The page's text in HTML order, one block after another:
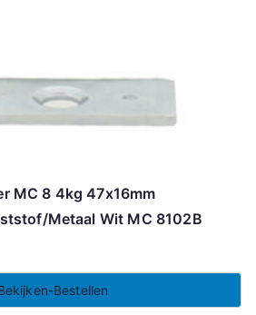
MC 8 4kg 47x16mm
Metaal Wit MC 8102B
Bestellen